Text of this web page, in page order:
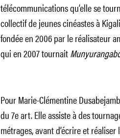
télécommunications qu’elle se
collectif de jeunes cinéastes à
fondée en 2006 par le réalisateur
qui en 2007 tournait
Pour Marie-Clémentine
du 7e art. Elle assiste à des
métrages, avant d’écrire et réaliser